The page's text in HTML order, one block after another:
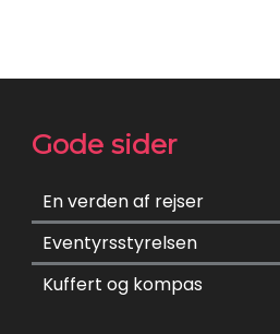
Gode sider
En verden af rejser
Eventyrsstyrelsen
Kuffert og kompas